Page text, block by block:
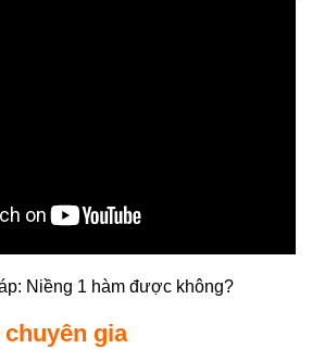
Niềng 1 hàm được không?
gia